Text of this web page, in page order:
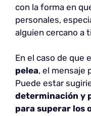
con la forma en
personales,
alguien cercano a
En el caso de que
pelea, el mensaje
Puede estar
determinación y
para superar los